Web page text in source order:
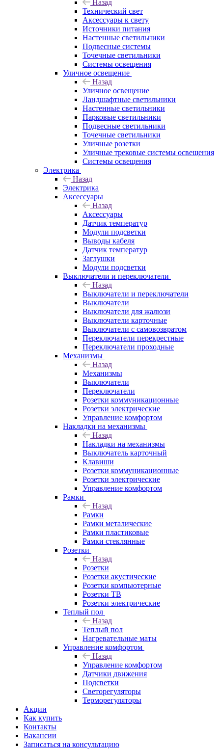
Назад
Технический свет
Аксессуары к свету
Источники питания
Настенные светильники
Подвесные системы
Точечные светильники
Системы освещения
Уличное освещение
Назад
Уличное освещение
Ландшафтные светильники
Настенные светильники
Парковые светильники
Подвесные светильники
Точечные светильники
Уличные розетки
Уличные трековые системы освещения
Системы освещения
Электрика
Назад
Электрика
Аксессуары
Назад
Аксессуары
Датчик температур
Модули подсветки
Выводы кабеля
Датчик температур
Заглушки
Модули подсветки
Выключатели и переключатели
Назад
Выключатели и переключатели
Выключатели
Выключатели для жалюзи
Выключатели карточные
Выключатели с самовозвратом
Переключатели перекрестные
Переключатели проходные
Механизмы
Назад
Механизмы
Выключатели
Переключатели
Розетки коммуникационные
Розетки электрические
Управление комфортом
Накладки на механизмы
Назад
Накладки на механизмы
Выключатель карточный
Клавиши
Розетки коммуникационные
Розетки электрические
Управление комфортом
Рамки
Назад
Рамки
Рамки металические
Рамки пластиковые
Рамки стеклянные
Розетки
Назад
Розетки
Розетки акустические
Розетки компьютерные
Розетки ТВ
Розетки электрические
Теплый пол
Назад
Теплый пол
Нагревательные маты
Управление комфортом
Назад
Управление комфортом
Датчики движения
Подсветки
Светорегуляторы
Терморегуляторы
Акции
Как купить
Контакты
Вакансии
Записаться на консультацию